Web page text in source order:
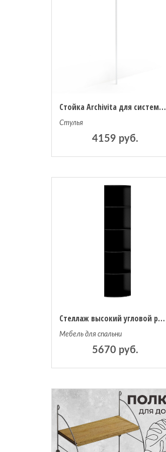
Стойка Archivita для системы хранения единый размер белый
Стулья
4159 руб.
Стеллаж высокий угловой радиусный
Мебель для спальни
5670 руб.